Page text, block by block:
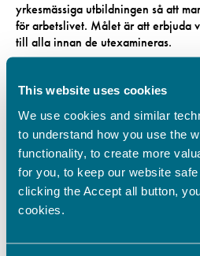
This website uses cookies
We use cookies and similar
to understand how you use the
functionality, to create more
for you, to keep our website
clicking the Accept all button,
cookies.
yrkesmässiga utbildningen så att
för arbetslivet. Målet är att erbjuda
till alla innan de utexamineras.
Vi frambringar lärarnas och
självförtroende i att lära ut Lean-
till kolleger och studerande.
Erbjuda en hållbar, yrkesmässig
kompanjonernas expertis i
synergin mellan olika
mellan olika länder.
Öka organisationernas Lean
Utveckla deltagande lärares